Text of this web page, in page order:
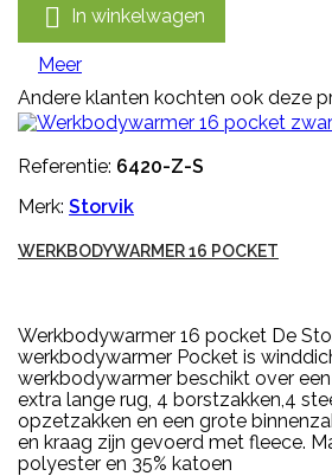
 In winkelwagen
Meer
Andere klanten kochten ook deze
Referentie: 6420-Z-S
Merk: Storvik
WERKBODYWARMER 16 POCKET
Werkbodywarmer 16 pocket De
werkbodywarmer Pocket is
werkbodywarmer beschikt over
extra lange rug, 4 borstzakken,4
opzetzakken en een grote
en kraag zijn gevoerd met fleece.
polyester en 35% katoen